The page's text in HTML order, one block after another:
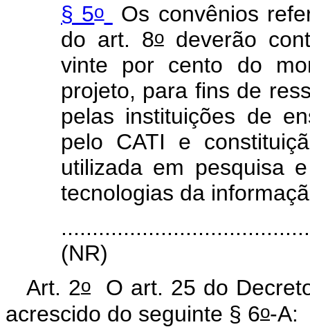
§ 5o
Os convênios
do art. 8odeverão
vinte por cento do
projeto, para fins de
pelas instituições de
pelo CATI e
utilizada em pesquisa
tecnologias da
(NR)
Art. 2oO art. 25 do
acrescido do seguinte § 6o-A: